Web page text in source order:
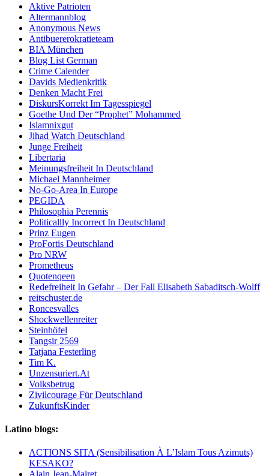
Aktive Patrioten
Altermannblog
Anonymous News
Antibuererokratieteam
BIA München
Blog List German
Crime Calender
Davids Medienkritik
Denken Macht Frei
DiskursKorrekt Im Tagesspiegel
Goethe Und Der “Prophet” Mohammed
Islamnixgut
Jihad Watch Deutschland
Junge Freiheit
Libertaria
Meinungsfreiheit In Deutschland
Michael Mannheimer
No-Go-Area In Europe
PEGIDA
Philosophia Perennis
Politicallly Incorrect In Deutschland
Prinz Eugen
ProFortis Deutschland
Pro NRW
Prometheus
Quotenqeen
Redefreiheit In Gefahr – Der Fall Elisabeth Sabaditsch-Wolff
reitschuster.de
Roncesvalles
Shockwellenreiter
Steinhöfel
Tangsir 2569
Tatjana Festerling
Tim K.
Unzensuriert.At
Volksbetrug
Zivilcourage Für Deutschland
ZukunftsKinder
Latino blogs:
ACTIONS SITA (Sensibilisation À L’Islam Tous Azimuts)
KESAKO?